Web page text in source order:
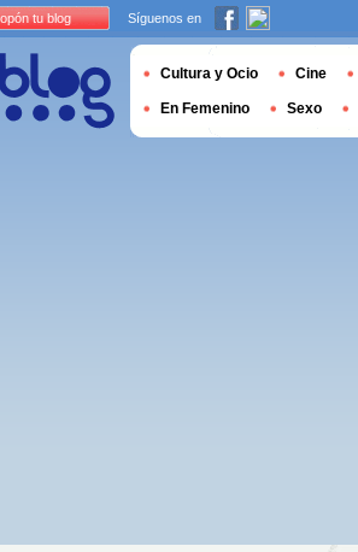
tu blog Síguenos en
Cultura y Ocio Cine
En Femenino Sexo